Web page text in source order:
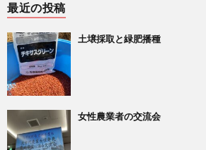
最近の投稿
土壌採取と緑肥播種
女性農業者の交流会